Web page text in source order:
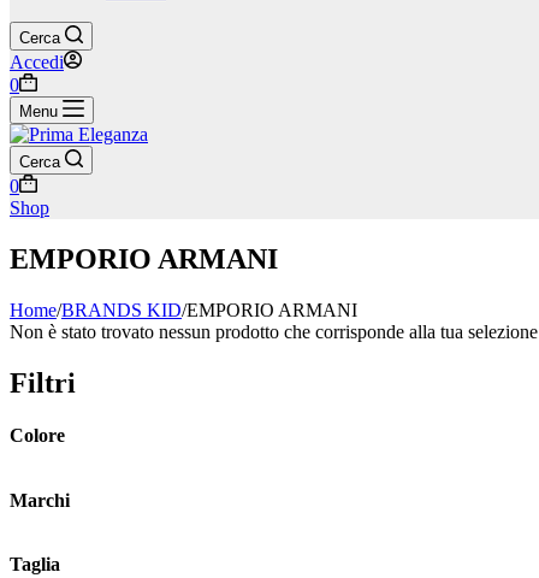
Cerca
Accedi
Carrello
0
Menu
Cerca
Carrello
0
Shop
EMPORIO ARMANI
Home/BRANDS KID/EMPORIO ARMANI
Non è stato trovato nessun prodotto che corrisponde alla tua
Filtri
Colore
Marchi
Taglia